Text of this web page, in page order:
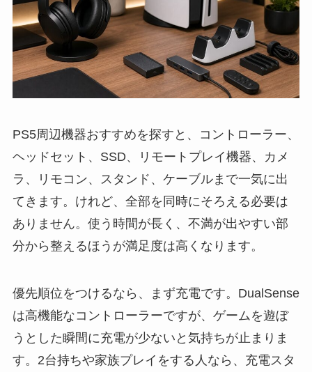
PS5周辺機器おすすめを探すと、コントローラー、
ヘッドセット、SSD、リモートプレイ機器、カメ
ラ、リモコン、スタンド、ケーブルまで一気に出
てきます。けれど、全部を同時にそろえる必要は
ありません。使う時間が長く、不満が出やすい部
分から整えるほうが満足度は高くなります。
優先順位をつけるなら、まず充電です。DualSense
は高機能なコントローラーですが、ゲームを遊ぼ
うとした瞬間に充電が少ないと気持ちが止まりま
す。2台持ちや家族プレイをする人なら、充電スタ